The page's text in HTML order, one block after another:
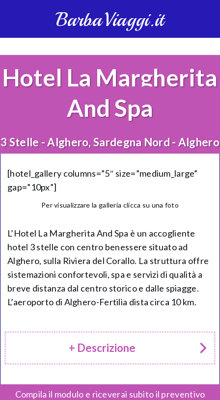
BarbaViaggi.it
Hotel La Margherita
And Spa
3 Stelle - Alghero, Sardegna Nord - Alghero
[hotel_gallery columns=”5″ size=”medium_large”
gap=”10px”]
Per visualizzare la galleria clicca su una foto
L’Hotel La Margherita And Spa è un accogliente
hotel 3 stelle con centro benessere situato ad
Alghero, sulla Riviera del Corallo. La struttura offre
sistemazioni confortevoli, spa e servizi di qualità a
breve distanza dal centro storico e dalle spiagge.
L’aeroporto di Alghero-Fertilia dista circa 10 km.
+ Descrizione
Compila il modulo e riceverai subito il preventivo